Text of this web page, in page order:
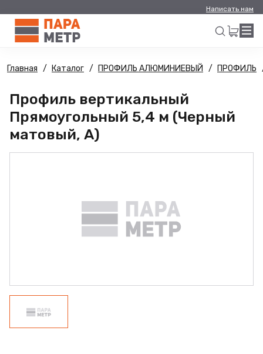
Написать нам
Искать
Главная Каталог ПРОФИЛЬ АЛЮМИНИЕВЫЙ ПРОФИЛЬ
Профиль вертикальный
Прямоугольный 5,4 м (Черный
матовый, А)